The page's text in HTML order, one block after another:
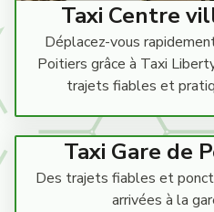
Taxi Centre
Déplacez-vous
Poitiers grâce à Taxi
trajets fiables et
Taxi Gare de
Des trajets fiables et
arrivées à la